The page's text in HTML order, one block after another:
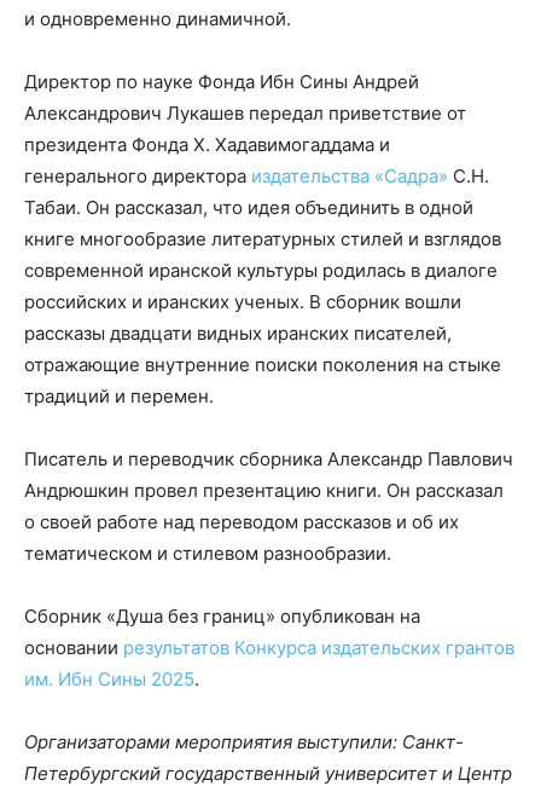
и одновременно динамичной.
Директор по науке Фонда Ибн Сины Андрей
Александрович Лукашев передал приветствие от
президента Фонда Х. Хадавимогаддама и
генерального директора издательства «Садра» С.Н.
Табаи. Он рассказал, что идея объединить в одной
книге многообразие литературных стилей и взглядов
современной иранской культуры родилась в диалоге
российских и иранских ученых. В сборник вошли
рассказы двадцати видных иранских писателей,
отражающие внутренние поиски поколения на стыке
традиций и перемен.
Писатель и переводчик сборника Александр Павлович
Андрюшкин провел презентацию книги. Он рассказал
о своей работе над переводом рассказов и об их
тематическом и стилевом разнообразии.
Сборник «Душа без границ» опубликован на
основании результатов Конкурса издательских грантов
им. Ибн Сины 2025.
Организаторами мероприятия выступили: Санкт-
Петербургский государственный университет и Центр